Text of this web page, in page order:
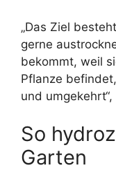
„Das Ziel
gerne
bekommt, weil
Pflanze
und
So
Garten